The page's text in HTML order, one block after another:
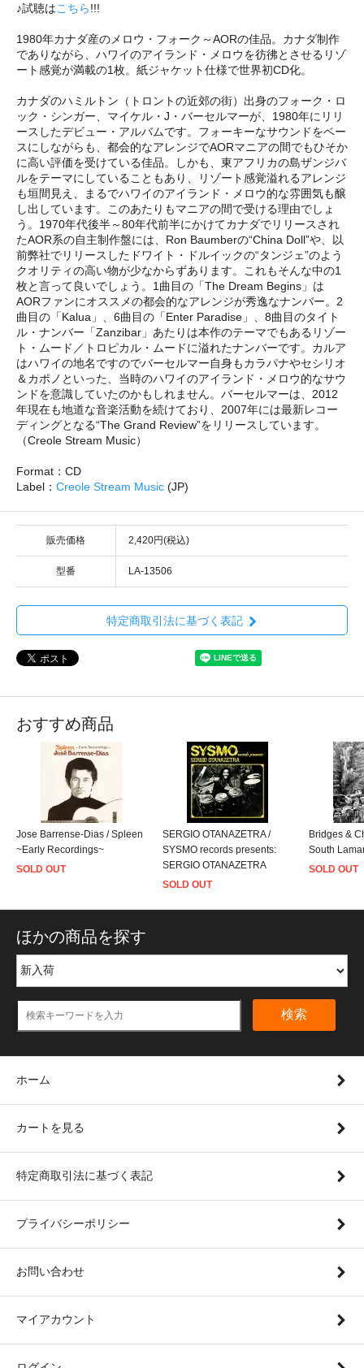
♪試聴はこちら!!!
1980年カナダ産のメロウ・フォーク～AORの佳品。カナダ制作
でありながら、ハワイのアイランド・メロウを彷彿とさせるリゾ
ート感覚が満載の1枚。紙ジャケット仕様で世界初CD化。
カナダのハミルトン（トロントの近郊の街）出身のフォーク・ロ
ック・シンガー、マイケル・J・バーセルマーが、1980年にリリ
ースしたデビュー・アルバムです。フォーキーなサウンドをベー
スにしながらも、都会的なアレンジでAORマニアの間でもひそか
に高い評価を受けている佳品。しかも、東アフリカの島ザンジバ
ルをテーマにしていることもあり、リゾート感覚溢れるアレンジ
も垣間見え、まるでハワイのアイランド・メロウ的な雰囲気も醸
し出しています。このあたりもマニアの間で受ける理由でしょ
う。1970年代後半～80年代前半にかけてカナダでリリースされ
たAOR系の自主制作盤には、Ron Baumberの“China Doll”や、以
前弊社でリリースしたドワイト・ドルイックの“タンジェ”のよう
クオリティの高い物が少なからずあります。これもそんな中の1
枚と言って良いでしょう。1曲目の「The Dream Begins」は
AORファンにオススメの都会的なアレンジが秀逸なナンバー。2
曲目の「Kalua」、6曲目の「Enter Paradise」、8曲目のタイト
ル・ナンバー「Zanzibar」あたりは本作のテーマでもあるリゾー
ト・ムード／トロピカル・ムードに溢れたナンバーです。カルア
はハワイの地名ですのでバーセルマー自身もカラパナやセシリオ
＆カポノといった、当時のハワイのアイランド・メロウ的なサウ
ンドを意識していたのかもしれません。バーセルマーは、2012
年現在も地道な音楽活動を続けており、2007年には最新レコー
ディングとなる“The Grand Review”をリリースしています。
（Creole Stream Music）
Format：CD
Label： Creole Stream Music (JP)
販売価格 2,420円(税込)
型番 LA-13506
特定商取引法に基づく表記
おすすめ商品
Jose Barrense-Dias / Spleen
~Early Recordings~
SOLD OUT
SERGIO OTANAZETRA /
SYSMO records presents:
SERGIO OTANAZETRA
SOLD OUT
Bridges &
South
SOLD OUT
ほかの商品を探す
検索
ホーム
カートを見る
特定商取引法に基づく表記
プライバシーポリシー
お問い合わせ
マイアカウント